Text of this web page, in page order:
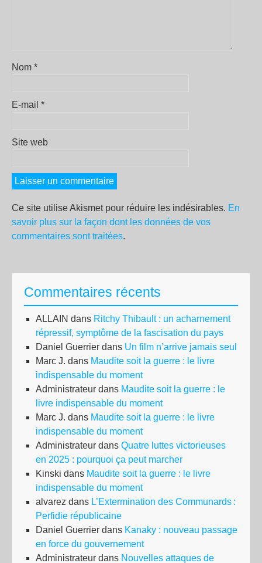
Nom *
E-mail *
Site web
Ce site utilise Akismet pour réduire les indésirables. En
savoir plus sur la façon dont les données de vos
commentaires sont traitées.
Commentaires récents
ALLAIN dans Ritchy Thibault : un acharnement
répressif, symptôme de la fascisation du pays
Daniel Guerrier dans Un film n’arrive jamais seul
Marc J. dans Maudite soit la guerre : le livre
indispensable du moment
Administrateur dans Maudite soit la guerre : le
livre indispensable du moment
Marc J. dans Maudite soit la guerre : le livre
indispensable du moment
Administrateur dans Quatre luttes victorieuses
en 2025 : pourquoi ça peut marcher
Kinski dans Maudite soit la guerre : le livre
indispensable du moment
alvarez dans L’Extermination des Communards :
Perfidie républicaine
Daniel Guerrier dans Kanaky : nouveau passage
en force du gouvernement
Administrateur dans Nouvelles attaques de